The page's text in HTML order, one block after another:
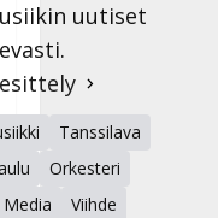
uutiset
Tanssilava
Orkesteri
Media
Viihde